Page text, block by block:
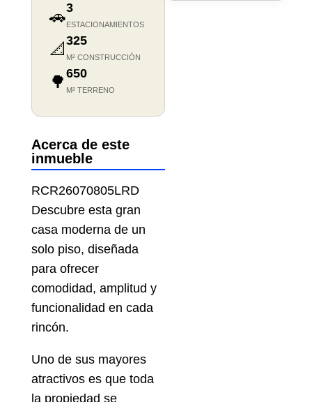
🚗3
ESTACIONAMIENTOS
📐 325
M² CONSTRUCCIÓN
🌳 650
M² TERRENO
Acerca de este
inmueble
RCR26070805LRD
Descubre esta gran
casa moderna de un
solo piso, diseñada
para ofrecer
comodidad, amplitud y
funcionalidad en cada
rincón.
Uno de sus mayores
atractivos es que toda
la propiedad se